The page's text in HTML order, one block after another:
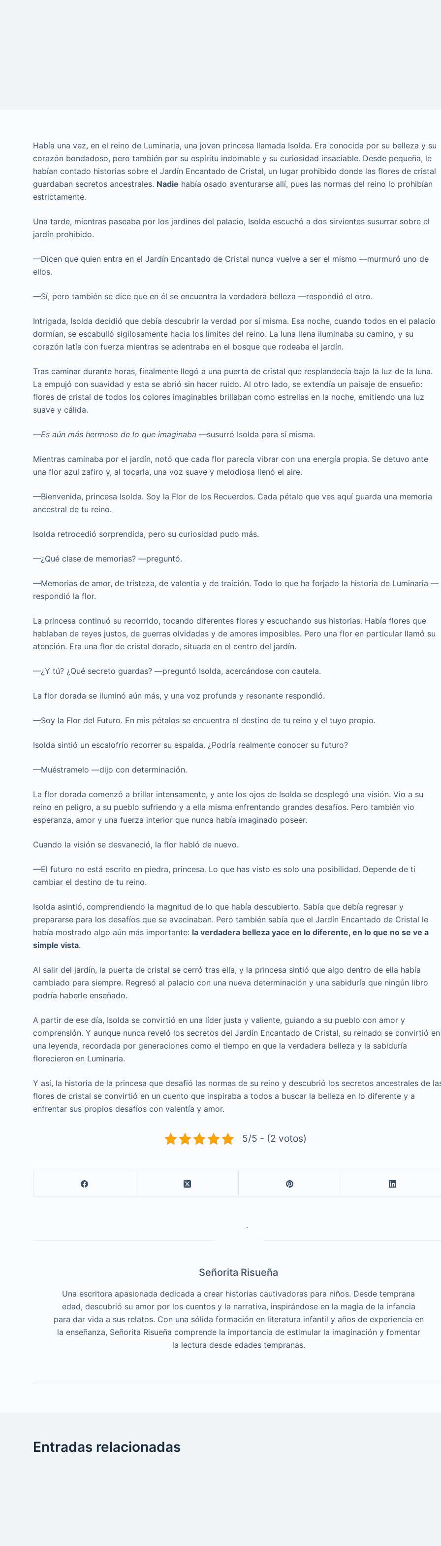
Había una vez, en el reino de Luminaria, una joven princesa llamada Isolda. Era conocida por su belleza y su
corazón bondadoso, pero también por su espíritu indomable y su curiosidad insaciable. Desde pequeña, le
habían contado historias sobre el Jardín Encantado de Cristal, un lugar prohibido donde las flores de cristal
guardaban secretos ancestrales. Nadie había osado aventurarse allí, pues las normas del reino lo prohibían
estrictamente.
Una tarde, mientras paseaba por los jardines del palacio, Isolda escuchó a dos sirvientes susurrar sobre el
jardín prohibido.
—Dicen que quien entra en el Jardín Encantado de Cristal nunca vuelve a ser el mismo —murmuró uno de
ellos.
—Sí, pero también se dice que en él se encuentra la verdadera belleza —respondió el otro.
Intrigada, Isolda decidió que debía descubrir la verdad por sí misma. Esa noche, cuando todos en el palacio
dormían, se escabulló sigilosamente hacia los límites del reino. La luna llena iluminaba su camino, y su
corazón latía con fuerza mientras se adentraba en el bosque que rodeaba el jardín.
Tras caminar durante horas, finalmente llegó a una puerta de cristal que resplandecía bajo la luz de la luna.
La empujó con suavidad y esta se abrió sin hacer ruido. Al otro lado, se extendía un paisaje de ensueño:
flores de cristal de todos los colores imaginables brillaban como estrellas en la noche, emitiendo una luz
suave y cálida.
—Es aún más hermoso de lo que imaginaba —susurró Isolda para sí misma.
Mientras caminaba por el jardín, notó que cada flor parecía vibrar con una energía propia. Se detuvo ante
una flor azul zafiro y, al tocarla, una voz suave y melodiosa llenó el aire.
—Bienvenida, princesa Isolda. Soy la Flor de los Recuerdos. Cada pétalo que ves aquí guarda una memoria
ancestral de tu reino.
Isolda retrocedió sorprendida, pero su curiosidad pudo más.
—¿Qué clase de memorias? —preguntó.
—Memorias de amor, de tristeza, de valentía y de traición. Todo lo que ha forjado la historia de Luminaria —
respondió la flor.
La princesa continuó su recorrido, tocando diferentes flores y escuchando sus historias. Había flores que
hablaban de reyes justos, de guerras olvidadas y de amores imposibles. Pero una flor en particular llamó su
atención. Era una flor de cristal dorado, situada en el centro del jardín.
—¿Y tú? ¿Qué secreto guardas? —preguntó Isolda, acercándose con cautela.
La flor dorada se iluminó aún más, y una voz profunda y resonante respondió.
—Soy la Flor del Futuro. En mis pétalos se encuentra el destino de tu reino y el tuyo propio.
Isolda sintió un escalofrío recorrer su espalda. ¿Podría realmente conocer su futuro?
—Muéstramelo —dijo con determinación.
La flor dorada comenzó a brillar intensamente, y ante los ojos de Isolda se desplegó una visión. Vio a su
reino en peligro, a su pueblo sufriendo y a ella misma enfrentando grandes desafíos. Pero también vio
esperanza, amor y una fuerza interior que nunca había imaginado poseer.
Cuando la visión se desvaneció, la flor habló de nuevo.
—El futuro no está escrito en piedra, princesa. Lo que has visto es solo una posibilidad. Depende de ti
cambiar el destino de tu reino.
Isolda asintió, comprendiendo la magnitud de lo que había descubierto. Sabía que debía regresar y
prepararse para los desafíos que se avecinaban. Pero también sabía que el Jardín Encantado de Cristal le
había mostrado algo aún más importante: la verdadera belleza yace en lo diferente, en lo que no se ve a
simple vista.
Al salir del jardín, la puerta de cristal se cerró tras ella, y la princesa sintió que algo dentro de ella había
cambiado para siempre. Regresó al palacio con una nueva determinación y una sabiduría que ningún libro
podría haberle enseñado.
A partir de ese día, Isolda se convirtió en una líder justa y valiente, guiando a su pueblo con amor y
comprensión. Y aunque nunca reveló los secretos del Jardín Encantado de Cristal, su reinado se convirtió en
una leyenda, recordada por generaciones como el tiempo en que la verdadera belleza y la sabiduría
florecieron en Luminaria.
Y así, la historia de la princesa que desafió las normas de su reino y descubrió los secretos ancestrales de
flores de cristal se convirtió en un cuento que inspiraba a todos a buscar la belleza en lo diferente y a
enfrentar sus propios desafíos con valentía y amor.
5/5 - (2 votos)
Señorita Risueña
Una escritora apasionada dedicada a crear historias cautivadoras para niños. Desde temprana
edad, descubrió su amor por los cuentos y la narrativa, inspirándose en la magia de la infancia
para dar vida a sus relatos. Con una sólida formación en literatura infantil y años de experiencia en
la enseñanza, Señorita Risueña comprende la importancia de estimular la imaginación y fomentar
la lectura desde edades tempranas.
Entradas relacionadas